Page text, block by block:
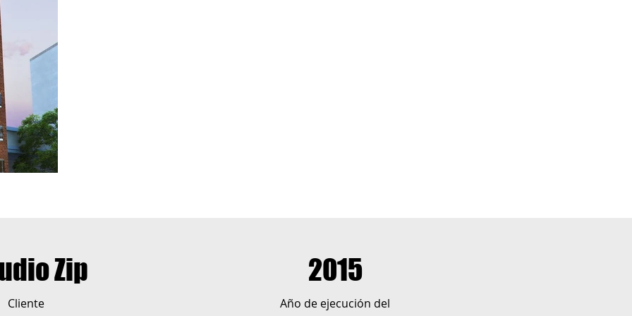
Zip
Cliente
2015
Año de ejecución del